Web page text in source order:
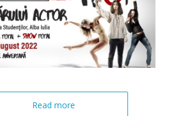
Read more